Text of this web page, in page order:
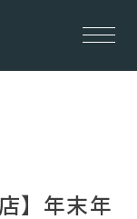
】年末年